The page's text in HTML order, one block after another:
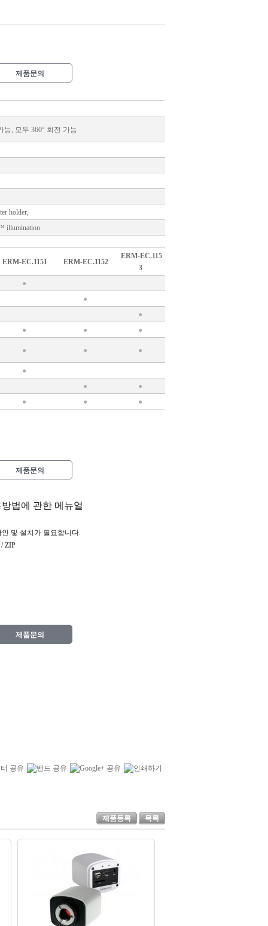
제품문의
, 모두 360° 회전 가능
holder,
illumination
ERM-EC.1151 ERM-EC.1152
ERM-EC.115
3
●
●
●
●
● ●
● ● ●
●
●
●
●
● ●
제품문의
법에 관한 메뉴얼
및 설치가 필요합니다.
ZIP
제품문의
제품등록 목록